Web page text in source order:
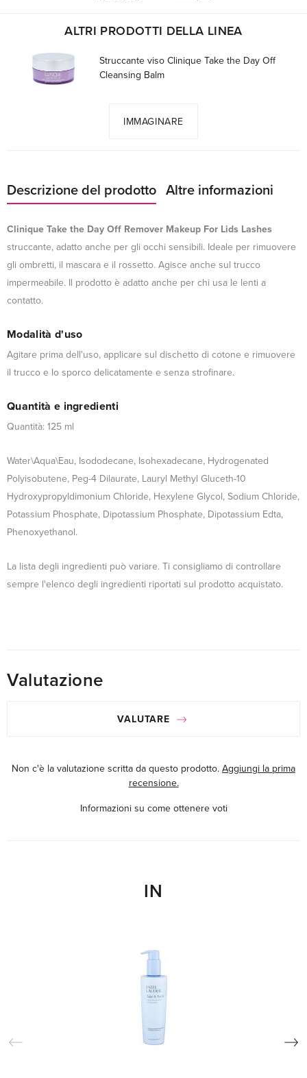
ALTRI PRODOTTI DELLA LINEA
Struccante viso Clinique Take the Day Off
Cleansing Balm
IMMAGINARE
Descrizione del prodotto Altre informazioni
Clinique Take the Day Off Remover Makeup For Lids Lashes
struccante, adatto anche per gli occhi sensibili. Ideale per rimuovere
gli ombretti, il mascara e il rossetto. Agisce anche sul trucco
impermeabile. Il prodotto è adatto anche per chi usa le lenti a
contatto.
Modalità d'uso
Agitare prima dell'uso, applicare sul dischetto di cotone e rimuovere
il trucco e lo sporco delicatamente e senza strofinare.
Quantità e ingredienti
Quantità: 125 ml
Water\Aqua\Eau, Isododecane, Isohexadecane, Hydrogenated
Polyisobutene, Peg-4 Dilaurate, Lauryl Methyl Gluceth-10
Hydroxypropyldimonium Chloride, Hexylene Glycol, Sodium Chloride,
Potassium Phosphate, Dipotassium Phosphate, Dipotassium Edta,
Phenoxyethanol.
La lista degli ingredienti può variare. Ti consigliamo di controllare
sempre l'elenco degli ingredienti riportati sul prodotto acquistato.
Valutazione
VALUTARE
Non c'è la valutazione scritta da questo prodotto. Aggiungi la prima
recensione.
Informazioni su come ottenere voti
IN